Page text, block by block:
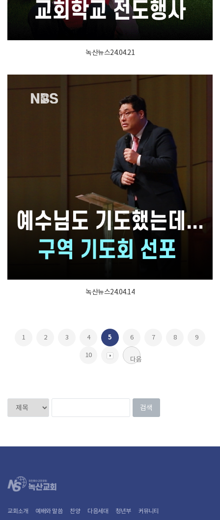
녹산뉴스24.04.21
녹산뉴스24.04.14
1 2 3 4 5 6 7 8 9
10
다음
교회소개 예배와 말씀 찬양 다음세대 청년부 커뮤니티